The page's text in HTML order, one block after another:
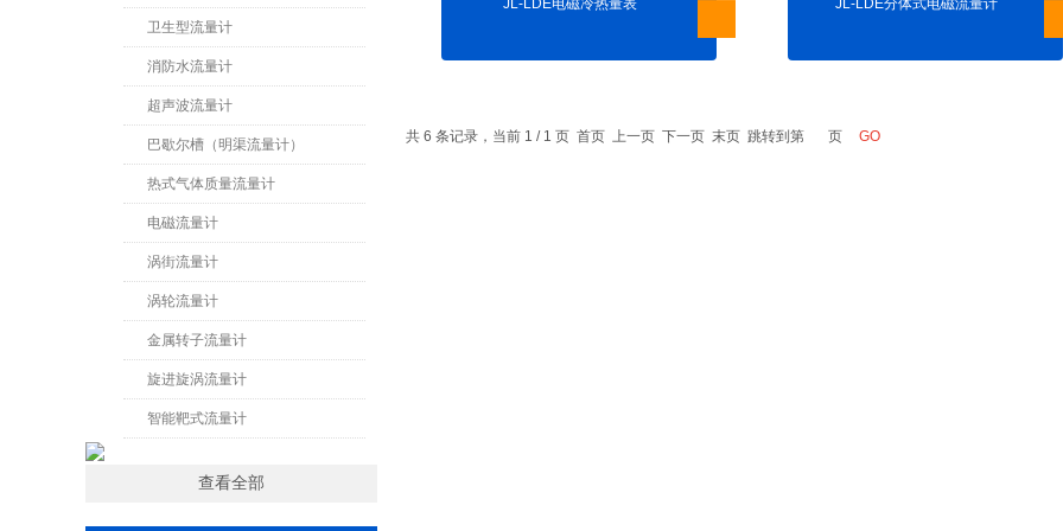
卫生型流量计
消防水流量计
超声波流量计
巴歇尔槽（明渠流量计）
热式气体质量流量计
电磁流量计
涡街流量计
涡轮流量计
金属转子流量计
旋进旋涡流量计
智能靶式流量计
查看全部
JL-LDE电磁冷热量表 JL-LDE分体式电磁流量计
共 6 条记录，当前 1 / 1 页 首页 上一页 下一页 末页 跳转到第 页